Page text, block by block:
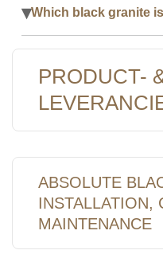
▾Which black granite
PRODUCT-
ABSOLUTE
INSTALLATION,
MAINTENANCE